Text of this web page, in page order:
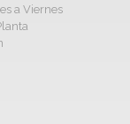
a Viernes